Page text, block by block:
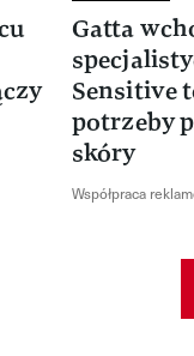
Gatta
Sensitive
potrzeby
skóry
Współpraca